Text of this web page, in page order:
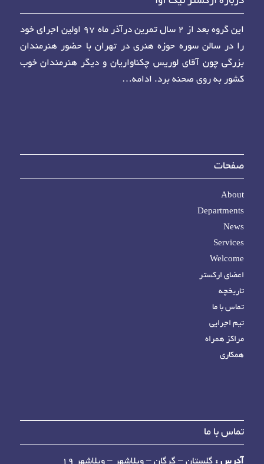
این گروه بعد از ۲ سال تمرین درآذر ماه ۹۷ اولین اجرای خود
را در سالن سوره حوزه هنری در تهران با حضور هنرمندان
بزرگی چون آقای لوریس چکناواریان و دیگر هنرمندان خوب
کشور به روی صحنه برد. ادامه…
صفحات
About
Departments
News
Services
Welcome
اعضای ارکستر
تاریخچه
تماس با ما
تیم اجرایی
مراکز همراه
همکاری
تماس با ما
آدرس : گلستان – گرگان – ویلاشهر – ویلاشهر 19